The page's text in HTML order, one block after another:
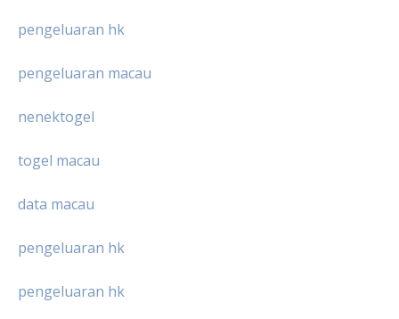
pengeluaran hk
pengeluaran macau
nenektogel
togel macau
data macau
pengeluaran hk
pengeluaran hk